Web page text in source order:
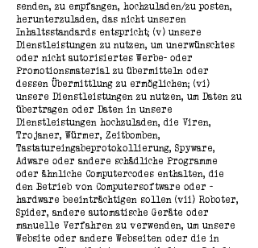
senden, zu empfangen, hochzuladen/zu posten,
herunterzuladen, das nicht unseren
Inhaltsstandards entspricht; (v) unsere
Dienstleistungen zu nutzen, um unerwünschtes
oder nicht autorisiertes Werbe- oder
Promotionsmaterial zu übermitteln oder
dessen Übermittlung zu ermöglichen; (vi)
unsere Dienstleistungen zu nutzen, um Daten zu
übertragen oder Daten in unsere
Dienstleistungen hochzuladen, die Viren,
Trojaner, Würmer, Zeitbomben,
Tastatureingabeprotokollierung, Spyware,
Adware oder andere schädliche Programme
oder ähnliche Computercodes enthalten, die
den Betrieb von Computersoftware oder -
hardware beeinträchtigen sollen (vii) Roboter,
Spider, andere automatische Geräte oder
manuelle Verfahren zu verwenden, um unsere
Website oder andere Webseiten oder die in